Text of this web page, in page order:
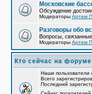
Московские
Обсуждение
Модераторы Артем
Разговоры обо
Вопросы,
Модераторы Артем
Кто сейчас на форуме
Наши пользователи
Всего
Последний